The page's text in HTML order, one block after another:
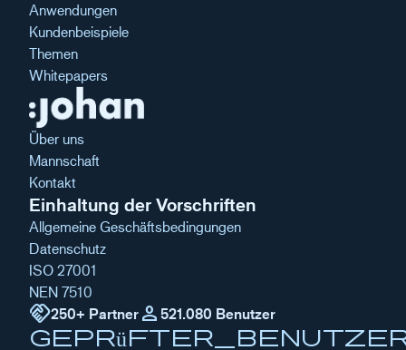
Anwendungen
Kundenbeispiele
Themen
Whitepapers
Über uns
Mannschaft
Kontakt
Einhaltung der Vorschriften
Allgemeine Geschäftsbedingungen
Datenschutz
ISO 27001
NEN 7510
handshake250+ Partner Person 521.080 Benutzer